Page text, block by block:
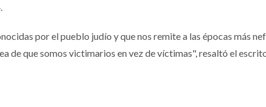
por el pueblo judío y que nos remite a las épocas más
de que somos victimarios en vez de víctimas", resaltó el